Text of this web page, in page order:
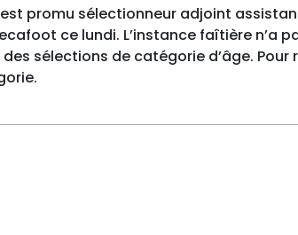
est promu sélectionneur adjoint
ce lundi. L’instance faîtière n’a
sélections de catégorie d’âge. Pour